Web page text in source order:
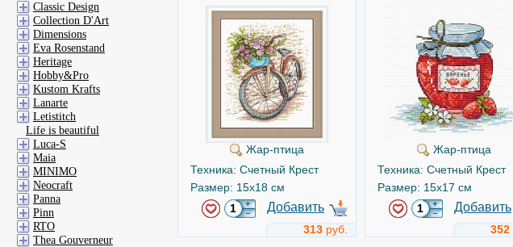
Жар-птица
Техника: Счетный Крест
Размер: 15x18 см
Добавить
313 руб.
Жар-птица
Техника: Счетный Крест
Размер: 15x17 см
Добавить
352
Classic Design
Collection D'Art
Dimensions
Eva Rosenstand
Heritage
Hobby&Pro
Kustom Krafts
Lanarte
Letistitch
Life is beautiful
Luca-S
Maia
MINIMO
Neocraft
Panna
Pinn
RTO
Thea Gouverneur